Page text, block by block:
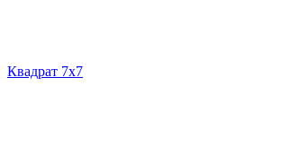
Квадрат 7х7